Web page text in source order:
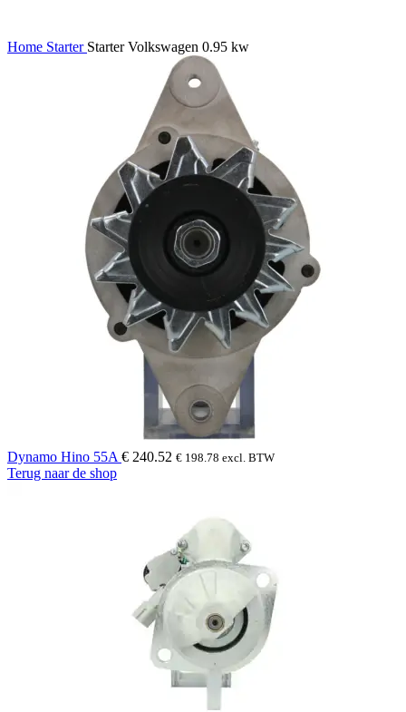
Home Starter Starter Volkswagen 0.95 kw
Dynamo Hino 55A € 240.52 € 198.78 excl. BTW
Terug naar de shop